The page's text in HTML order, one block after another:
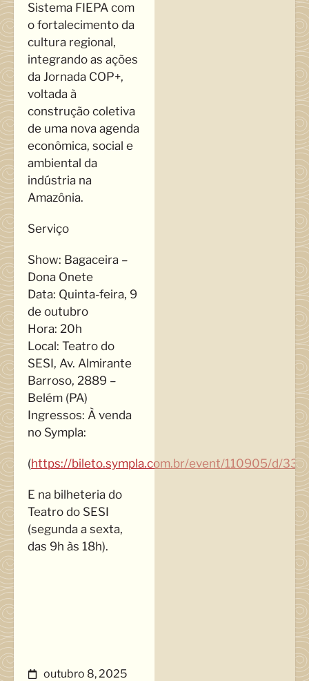
Sistema FIEPA com
o fortalecimento da
cultura regional,
integrando as ações
da Jornada COP+,
voltada à
construção coletiva
de uma nova agenda
econômica, social e
ambiental da
indústria na
Amazônia.
Serviço
Show: Bagaceira –
Dona Onete
Data: Quinta-feira, 9
de outubro
Hora: 20h
Local: Teatro do
SESI, Av. Almirante
Barroso, 2889 –
Belém (PA)
Ingressos: À venda
no Sympla:
(https://bileto.sympla.com.br/event/110905/d/
E na bilheteria do
Teatro do SESI
(segunda a sexta,
das 9h às 18h).
outubro 8, 2025